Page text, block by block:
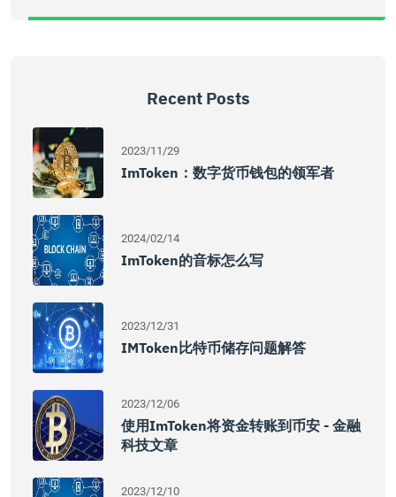
Recent Posts
2023/11/29
ImToken：数字货币钱包的领军者
2024/02/14
ImToken的音标怎么写
2023/12/31
IMToken比特币储存问题解答
2023/12/06
使用imToken将资金转账到币安 - 金融
科技文章
2023/12/10